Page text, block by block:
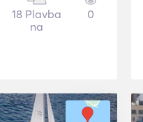
18 Plavba
na
0